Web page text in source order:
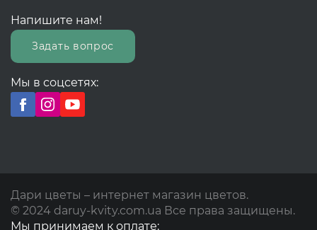
Напишите нам!
Задать вопрос
Мы в соцсетях:
Дари цветы – интернет магазин цветов.
© 2024 daruy-kvity.com.ua Все права защищены.
Мы принимаем к оплате: